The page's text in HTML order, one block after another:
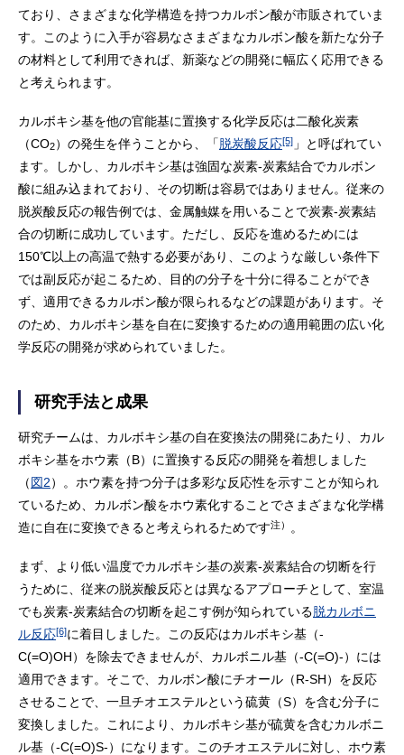
ており、さまざまな化学構造を持つカルボン酸が市販されていま
す。このように入手が容易なさまざまなカルボン酸を新たな分子
の材料として利用できれば、新薬などの開発に幅広く応用できる
と考えられます。
カルボキシ基を他の官能基に置換する化学反応は二酸化炭素
（CO2）の発生を伴うことから、「脱炭酸反応[5] 」と呼ばれてい
ます。しかし、カルボキシ基は強固な炭素-炭素結合でカルボン
酸に組み込まれており、その切断は容易ではありません。従来の
脱炭酸反応の報告例では、金属触媒を用いることで炭素-炭素結
合の切断に成功しています。ただし、反応を進めるためには
150℃以上の高温で熱する必要があり、このような厳しい条件下
では副反応が起こるため、目的の分子を十分に得ることができ
ず、適用できるカルボン酸が限られるなどの課題があります。そ
のため、カルボキシ基を自在に変換するための適用範囲の広い化
学反応の開発が求められていました。
研究手法と成果
研究チームは、カルボキシ基の自在変換法の開発にあたり、カル
ボキシ基をホウ素（B）に置換する反応の開発を着想しました
（図2）。ホウ素を持つ分子は多彩な反応性を示すことが知られ
ているため、カルボン酸をホウ素化することでさまざまな化学構
造に自在に変換できると考えられるためです注） 。
まず、より低い温度でカルボキシ基の炭素-炭素結合の切断を行
うために、従来の脱炭酸反応とは異なるアプローチとして、室温
でも炭素-炭素結合の切断を起こす例が知られている脱カルボニ
ル反応[6]に着目しました。この反応はカルボキシ基（-
C(=O)OH）を除去できませんが、カルボニル基（-C(=O)-）には
適用できます。そこで、カルボン酸にチオール（R-SH）を反応
させることで、一旦チオエステルという硫黄（S）を含む分子に
変換しました。これにより、カルボキシ基が硫黄を含むカルボニ
ル基（-C(=O)S-）になります。このチオエステルに対し、ホウ素